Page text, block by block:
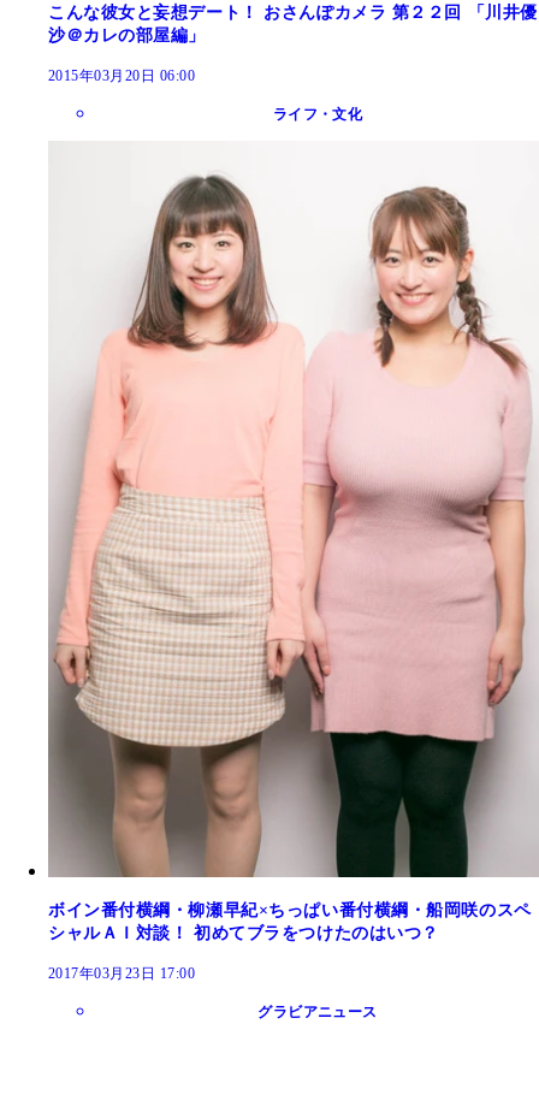
こんな彼女と妄想デート！ おさんぽカメラ 第２２回 「川井優
沙＠カレの部屋編」
2015年03月20日 06:00
ライフ・文化
ボイン番付横綱・柳瀬早紀×ちっぱい番付横綱・船岡咲のスペ
シャルＡＩ対談！ 初めてブラをつけたのはいつ？
2017年03月23日 17:00
グラビアニュース